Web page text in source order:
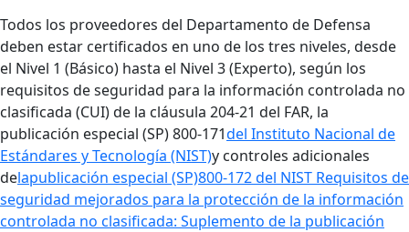
Todos los proveedores del Departamento de Defensa
deben estar certificados en uno de los tres niveles, desde
el Nivel 1 (Básico) hasta el Nivel 3 (Experto), según los
requisitos de seguridad para la información controlada no
clasificada (CUI) de la cláusula 204-21 del FAR, la
publicación especial (SP) 800-171del Instituto Nacional de
Estándares y Tecnología (NIST)y controles adicionales
delapublicación especial (SP)800-172 del NIST Requisitos de
seguridad mejorados para la protección de la información
controlada no clasificada: Suplemento de la publicación